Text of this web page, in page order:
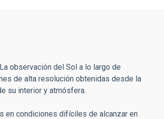
observación del Sol a lo largo de
de alta resolución obtenidas desde la
su interior y atmósfera.
en condiciones difíciles de alcanzar en